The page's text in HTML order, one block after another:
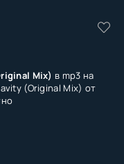
Mix) в mp3 на
(Original Mix) от